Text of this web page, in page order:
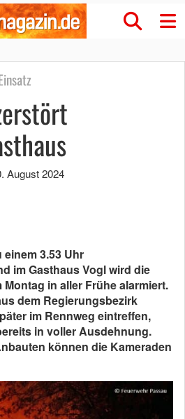
August 2024
einem 3.53 Uhr
im Gasthaus Vogl wird die
Montag in aller Frühe alarmiert.
dem Regierungsbezirk
im Rennweg eintreffen,
in voller Ausdehnung.
können die Kameraden